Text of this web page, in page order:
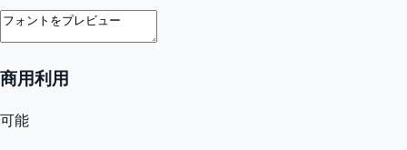
商用利用
可能